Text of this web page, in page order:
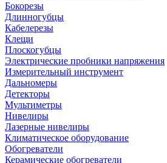
Бокорезы
Длинногубцы
Кабелерезы
Клещи
Плоскогубцы
Электрические пробники напряжения
Измерительный инструмент
Дальномеры
Детекторы
Мультиметры
Нивелиры
Лазерные нивелиры
Климатическое оборудование
Обогреватели
Керамические обогреватели